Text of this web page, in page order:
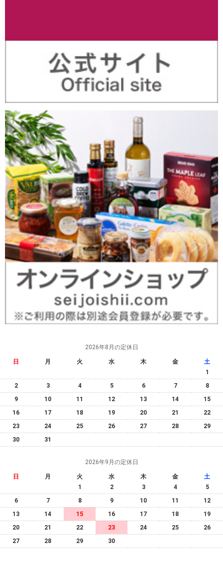
2026年8月の定休日
日 月 火 水 木 金
土
1
2
3 4 5 6 7
8
9
10 11 12 13 14
15
16
17 18 19 20 21
22
23
24 25 26 27 28
29
30
31
2026年9月の定休日
日 月 火 水 木 金
土
1
2 3 4
5
6
7 8 9 10 11
12
13
14 15 16 17 18
19
20
21 22 23 24 25
26
27
28 29 30